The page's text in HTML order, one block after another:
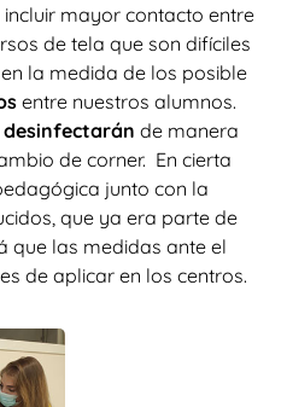
mayor contacto entre
de tela que son difíciles
en la medida de los posible
entre nuestros alumnos.
desinfectarán de manera
de corner. En cierta
junto con la
que ya era parte de
que las medidas ante el
de aplicar en los centros.